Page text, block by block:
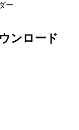
ー
ンロード